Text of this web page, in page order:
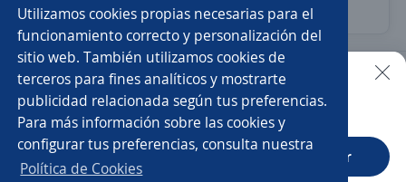
Utilizamos cookies propias necesarias para el
funcionamiento correcto y personalización del
sitio web. También utilizamos cookies de
terceros para fines analíticos y mostrarte
publicidad relacionada según tus preferencias.
Para más información sobre las cookies y
configurar tus preferencias, consulta nuestra
Política de Cookies
23 de julio
Nuevas ofertas de empleo Avísame
Empleos similares
Gerente tienda
Buscar es más fácil en la app
CT App Abrir